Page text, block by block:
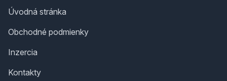
Úvodná stránka
Obchodné podmienky
Inzercia
Kontakty